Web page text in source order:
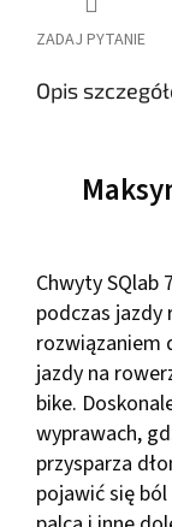
ZADAJ PYTANIE
Opis
Chwyty SQlab
podczas jazdy
rozwiązaniem
jazdy na
bike.
wyprawach,
przysparza
pojawić się